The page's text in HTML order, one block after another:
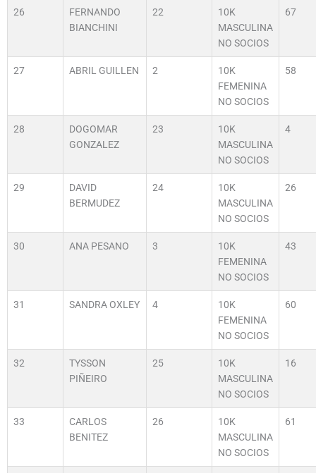
26
FERNANDO
BIANCHINI
22
10K
MASCULINA
NO SOCIOS
67
27 ABRIL GUILLEN 2
10K
FEMENINA
NO SOCIOS
58
28
DOGOMAR
GONZALEZ
23
10K
MASCULINA
NO SOCIOS
4
29
DAVID
BERMUDEZ
24
10K
MASCULINA
NO SOCIOS
26
30 ANA PESANO 3
10K
FEMENINA
NO SOCIOS
43
31 SANDRA OXLEY 4
10K
FEMENINA
NO SOCIOS
60
32
TYSSON
PIÑEIRO
25
10K
MASCULINA
NO SOCIOS
16
33
CARLOS
BENITEZ
26
10K
MASCULINA
NO SOCIOS
61